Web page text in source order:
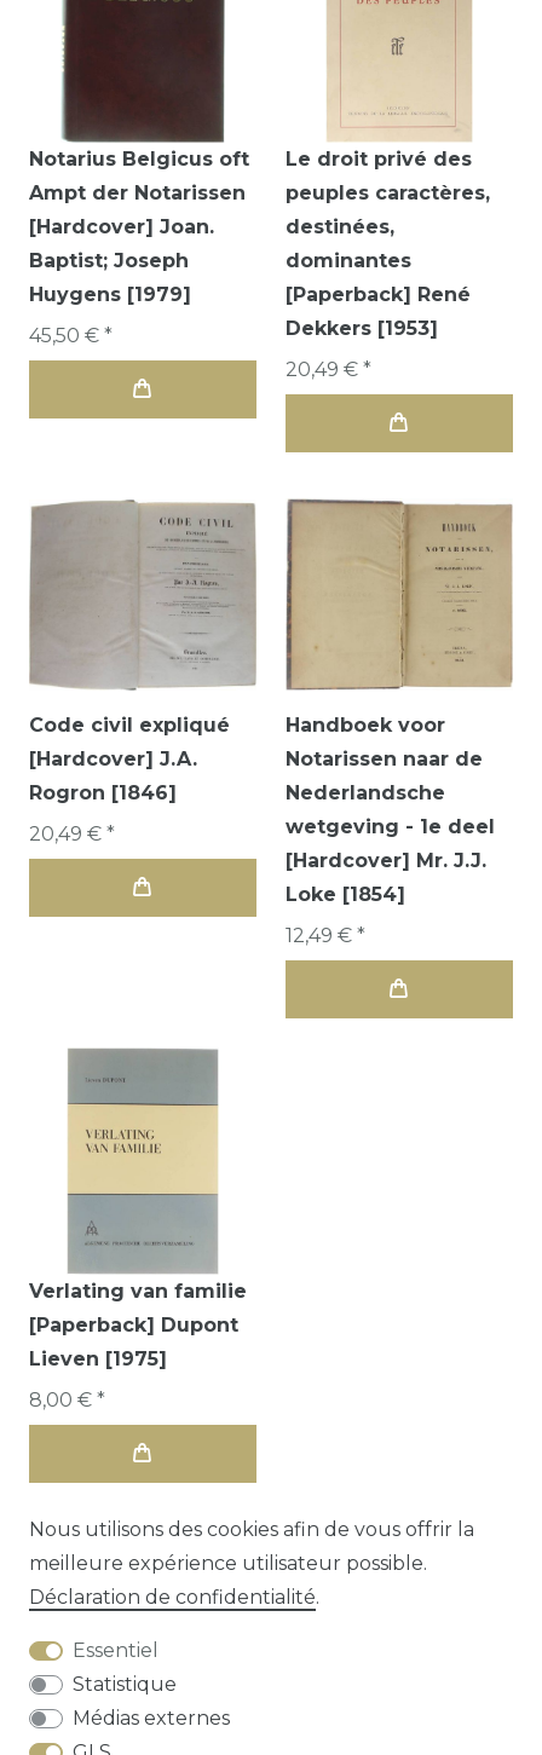
Notarius Belgicus oft
Ampt der Notarissen
[Hardcover] Joan.
Baptist; Joseph
Huygens [1979]
45,50 € *
Le droit privé des
peuples caractères,
destinées,
dominantes
[Paperback] René
Dekkers [1953]
20,49 € *
Code civil expliqué
[Hardcover] J.A.
Rogron [1846]
20,49 € *
Handboek voor
Notarissen naar de
Nederlandsche
wetgeving - 1e deel
[Hardcover] Mr. J.J.
Loke [1854]
12,49 € *
Verlating van familie
[Paperback] Dupont
Lieven [1975]
8,00 € *
Nous utilisons des cookies afin de vous offrir la
meilleure expérience utilisateur possible.
Déclaration de confidentialité.
Essentiel
Statistique
Médias externes